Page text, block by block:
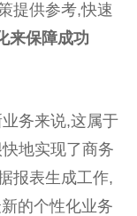
提供参考,快速
来保障成功
务来说,这属于
地实现了商务
报表生成工作,
的个性化业务